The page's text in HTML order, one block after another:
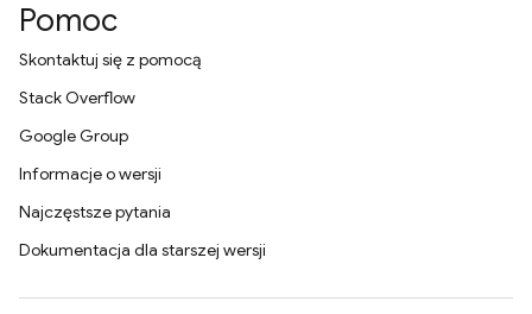
Pomoc
Skontaktuj się z pomocą
Stack Overflow
Google Group
Informacje o wersji
Najczęstsze pytania
Dokumentacja dla starszej wersji